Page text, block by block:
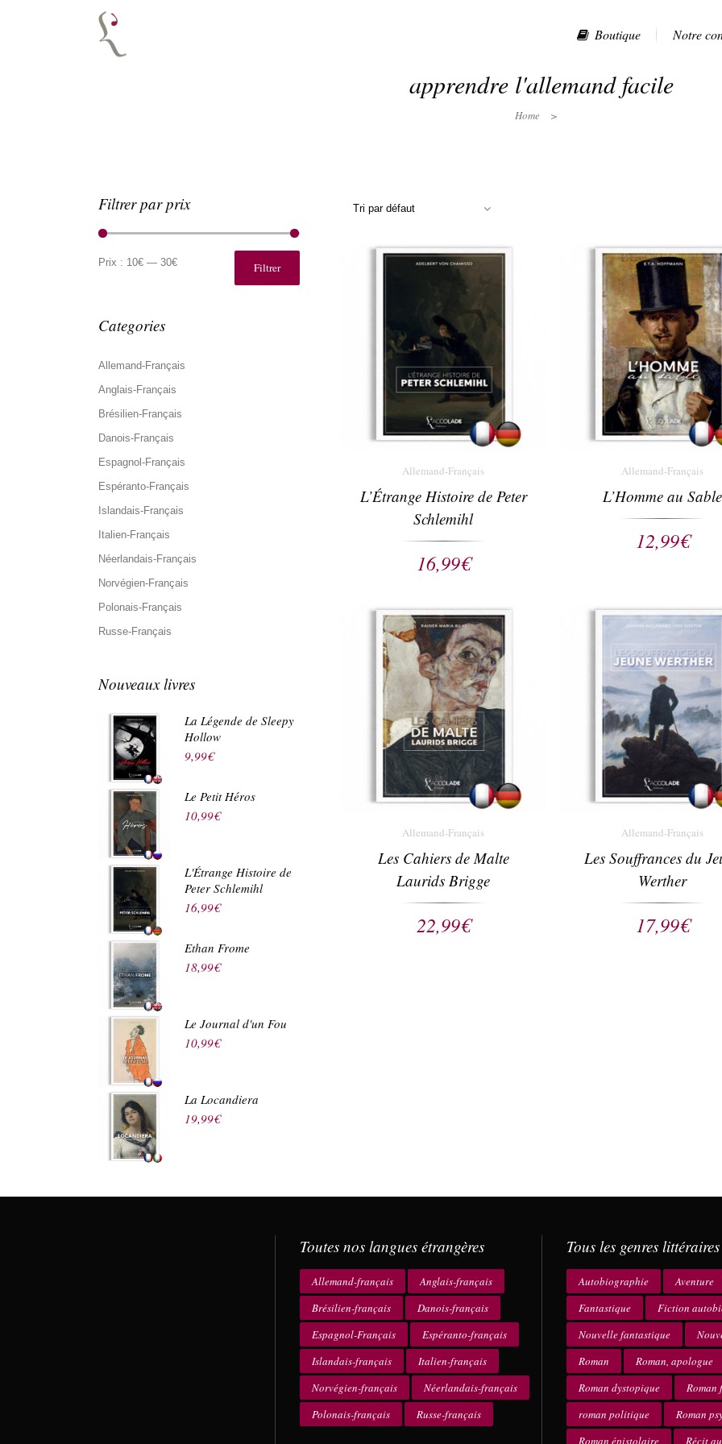
Boutique Notre
apprendre l'allemand facile
Home >
Filtrer par prix
min
max
Filtrer
Prix : 10€ — 30€
Categories
Allemand-Français
Anglais-Français
Brésilien-Français
Danois-Français
Espagnol-Français
Espéranto-Français
Islandais-Français
Italien-Français
Néerlandais-Français
Norvégien-Français
Polonais-Français
Russe-Français
Nouveaux livres
La Légende de Sleepy
Hollow
9,99€
Le Petit Héros
10,99€
L'Étrange Histoire de
Peter Schlemihl
16,99€
Ethan Frome
18,99€
Le Journal d'un Fou
10,99€
La Locandiera
19,99€
Tri par défaut
Allemand-Français
L’Étrange Histoire de Peter
Schlemihl
16,99€
Allemand-Français
L’Homme au Sable
12,99€
Allemand-Français
Les Cahiers de Malte
Laurids Brigge
22,99€
Allemand-Français
Les Souffrances du
Werther
17,99€
Toutes nos langues étrangères
Allemand-français
Anglais-français
Brésilien-français
Danois-français
Espagnol-Français
Espéranto-français
Islandais-français
Italien-français
Norvégien-français
Néerlandais-français
Polonais-français
Russe-français
Tous les genres littéraires
Autobiographie
Aventure
Fantastique
Fiction
Nouvelle fantastique
Roman
Roman, apologue
Roman dystopique
Roman
roman politique
Roman
Roman épistolaire
Récit